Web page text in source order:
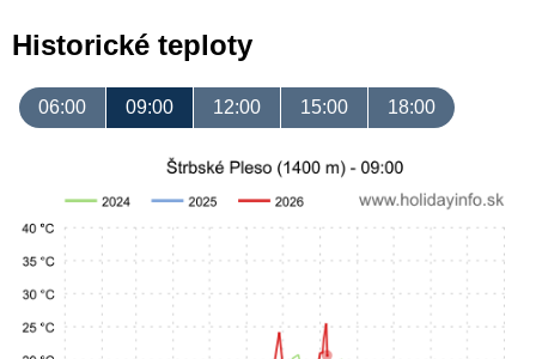
Historické teploty
06:00 09:00 12:00 15:00 18:00